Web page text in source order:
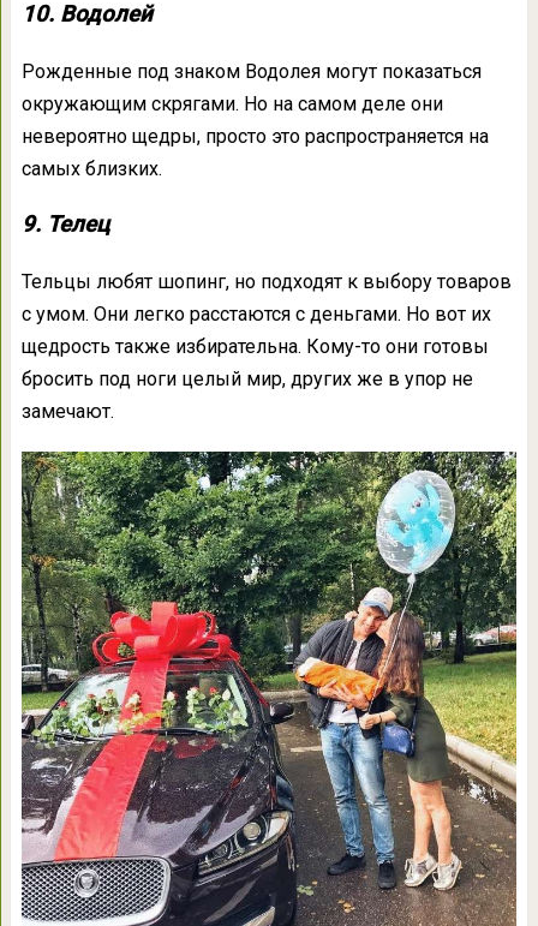
10. Водолей
Рожденные под знаком Водолея могут показаться
окружающим скрягами. Но на самом деле они
невероятно щедры, просто это распространяется на
самых близких.
9. Телец
Тельцы любят шопинг, но подходят к выбору товаров
с умом. Они легко расстаются с деньгами. Но вот их
щедрость также избирательна. Кому-то они готовы
бросить под ноги целый мир, других же в упор не
замечают.